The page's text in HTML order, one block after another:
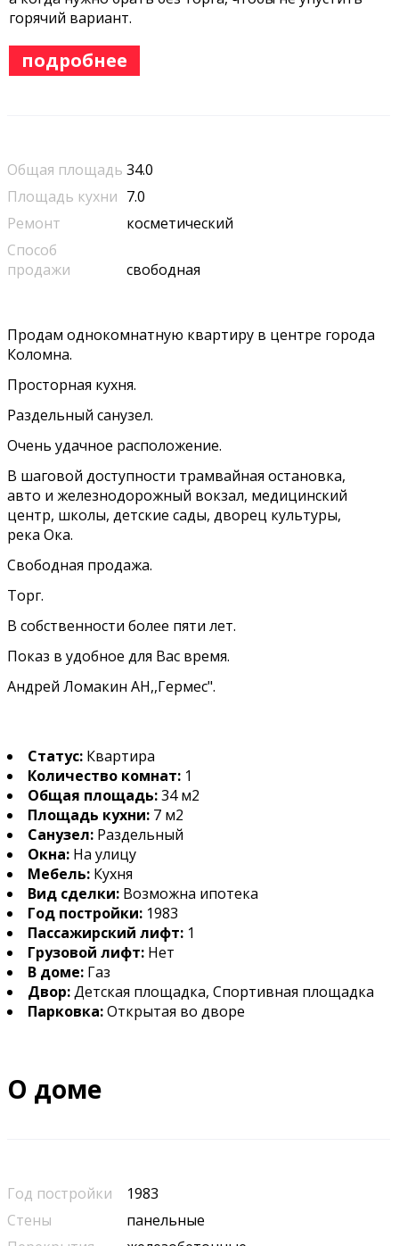
горячий вариант.
подробнее
Общая площадь 34.0
Площадь кухни 7.0
Ремонт
косметический
Способ
продажи
свободная
Продам однокомнатную квартиру в центре города
Коломна.
Просторная кухня.
Раздельный санузел.
Очень удачное расположение.
В шаговой доступности трамвайная остановка,
авто и железнодорожный вокзал, медицинский
центр, школы, детские сады, дворец культуры,
река Ока.
Свободная продажа.
Торг.
В собственности более пяти лет.
Показ в удобное для Вас время.
Андрей Ломакин АН,,Гермес".
Статус: Квартира
Количество комнат: 1
Общая площадь:34 м2
Площадь кухни: 7 м2
Санузел: Раздельный
Окна: На улицу
Мебель: Кухня
Вид сделки: Возможна ипотека
Год постройки: 1983
Пассажирский лифт: 1
Грузовой лифт: Нет
В доме: Газ
Двор:Детская площадка, Спортивная площадка
Парковка:Открытая во дворе
О доме
Год постройки
1983
Стены
панельные